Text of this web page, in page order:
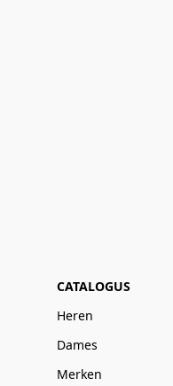
CATALOGUS
Heren
Dames
Merken